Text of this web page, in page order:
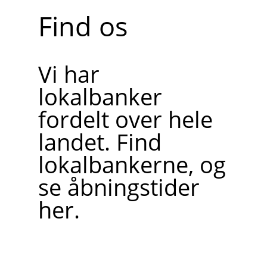
Find os
Vi har
lokalbanker
fordelt over hele
landet. Find
lokalbankerne, og
se åbningstider
her.